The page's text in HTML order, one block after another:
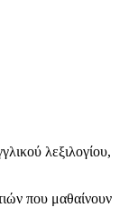
λεξιλογίου,
που μαθαίνουν